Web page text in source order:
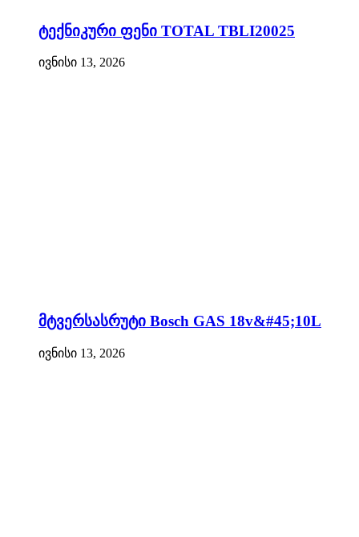
ტექნიკური ფენი TOTAL TBLI20025
ივნისი 13, 2026
მტვერსასრუტი Bosch GAS 18v&#45;10L
ივნისი 13, 2026